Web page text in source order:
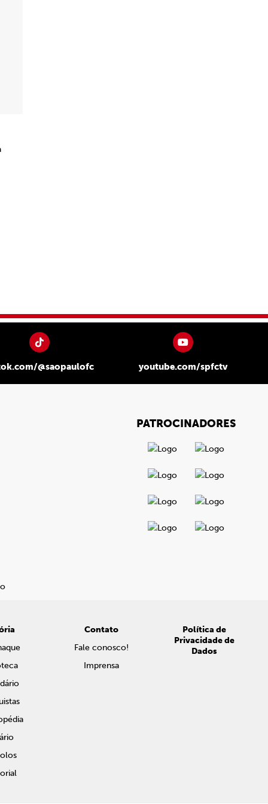
@saopaulofc youtube.com/spfctv
PATROCINADORES
Contato
Fale conosco!
Imprensa
Política de
Privacidade de
Dados